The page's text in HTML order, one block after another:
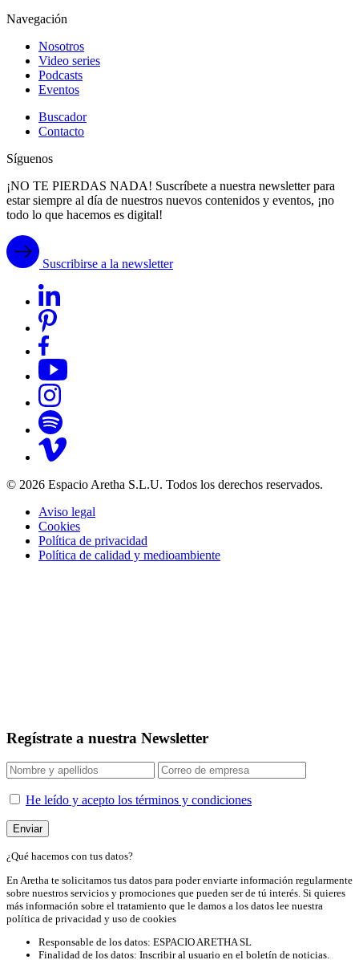
Navegación
Nosotros
Video series
Podcasts
Eventos
Buscador
Contacto
Síguenos
¡NO TE PIERDAS NADA! Suscríbete a nuestra newsletter para
estar siempre al día de nuestros nuevos contenidos y eventos, ¡no
todo lo que hacemos es digital!
Suscribirse a la newsletter
© 2026 Espacio Aretha S.L.U. Todos los derechos reservados.
Aviso legal
Cookies
Política de privacidad
Política de calidad y medioambiente
Regístrate a nuestra Newsletter
He leído y acepto los términos y condiciones
¿Qué hacemos con tus datos?
En Aretha te solicitamos tus datos para poder enviarte información regularmente
sobre nuestros servicios y promociones que pueden ser de tú interés. Si quieres
más información sobre el tratamiento que le damos a los datos lee nuestra
política de privacidad y uso de cookies
Responsable de los datos: ESPACIO ARETHA SL
Finalidad de los datos: Inscribir al usuario en el boletín de noticias.